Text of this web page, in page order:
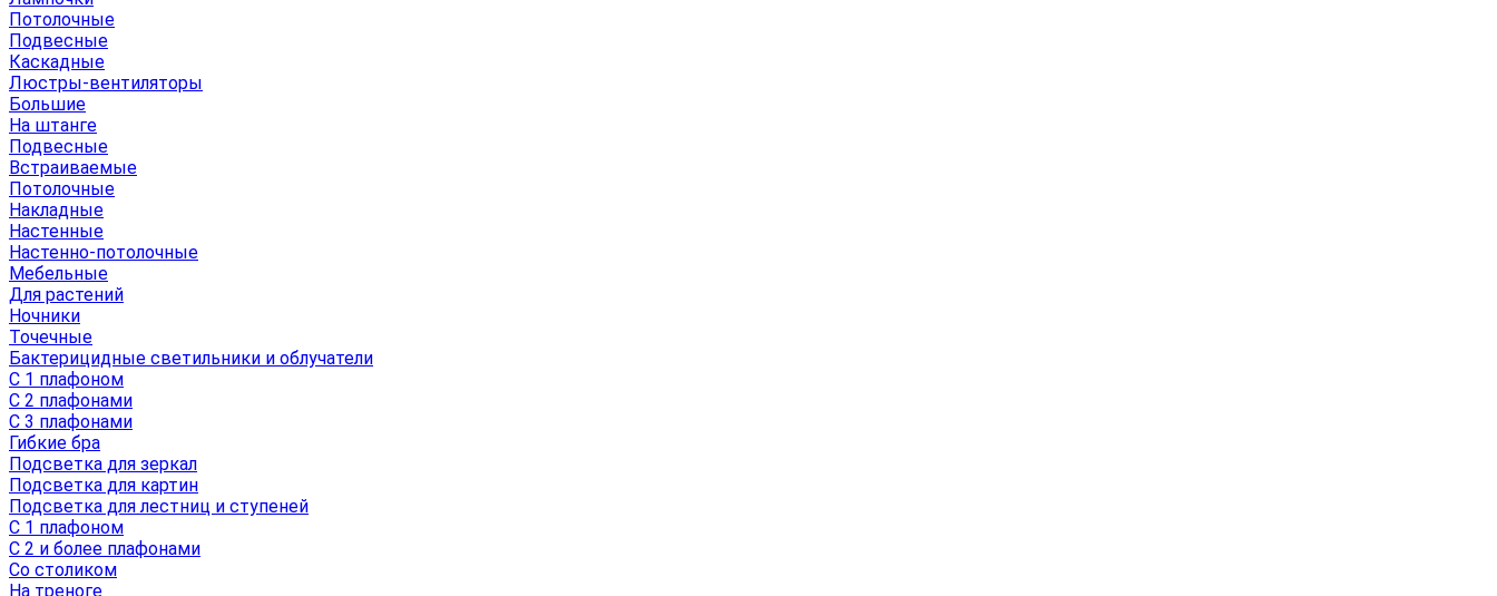
Потолочные
Подвесные
Каскадные
Люстры-вентиляторы
Большие
На штанге
Подвесные
Встраиваемые
Потолочные
Накладные
Настенные
Настенно-потолочные
Мебельные
Для растений
Ночники
Точечные
Бактерицидные светильники и облучатели
С 1 плафоном
С 2 плафонами
С 3 плафонами
Гибкие бра
Подсветка для зеркал
Подсветка для картин
Подсветка для лестниц и ступеней
С 1 плафоном
С 2 и более плафонами
Со столиком
На треноге